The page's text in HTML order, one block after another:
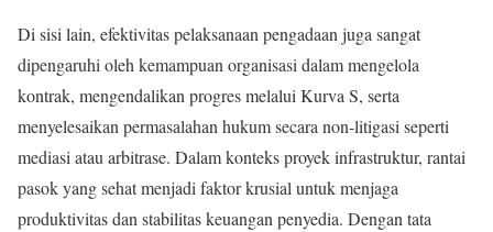
Di sisi lain, efektivitas pelaksanaan pengadaan juga sangat
dipengaruhi oleh kemampuan organisasi dalam mengelola
kontrak, mengendalikan progres melalui Kurva S, serta
menyelesaikan permasalahan hukum secara non-litigasi seperti
mediasi atau arbitrase. Dalam konteks proyek infrastruktur, rantai
pasok yang sehat menjadi faktor krusial untuk menjaga
produktivitas dan stabilitas keuangan penyedia. Dengan tata